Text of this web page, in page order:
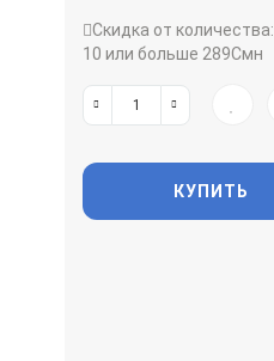
Скидка от количества:
10 или больше 289Смн
КУПИТЬ